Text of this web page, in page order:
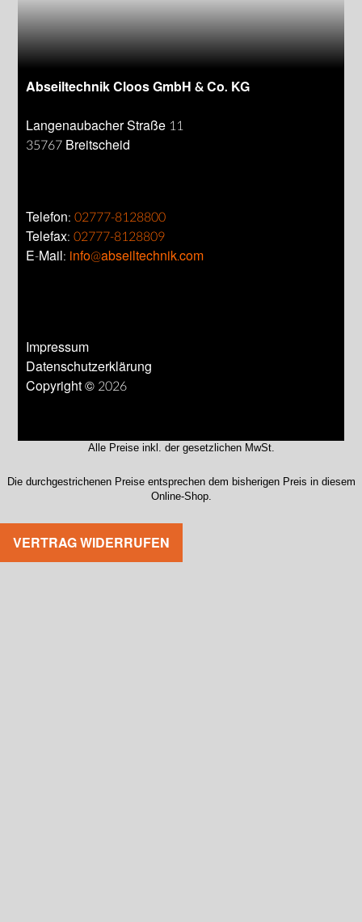
Abseiltechnik Cloos GmbH & Co. KG
Langenaubacher Straße 11
35767 Breitscheid
Telefon:02777-8128800
Telefax:02777-8128809
E-Mail: info@abseiltechnik.com
Impressum
Datenschutzerklärung
Copyright © 2026
Alle Preise inkl. der gesetzlichen MwSt.
Die durchgestrichenen Preise entsprechen dem bisherigen Preis in diesem
Online-Shop.
VERTRAG WIDERRUFEN